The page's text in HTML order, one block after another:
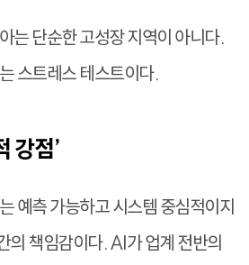
는 단순한 고성장 지역이 아니다.
스트레스 테스트이다.
강점’
예측 가능하고 시스템 중심적이지
의 책임감이다. AI가 업계 전반의